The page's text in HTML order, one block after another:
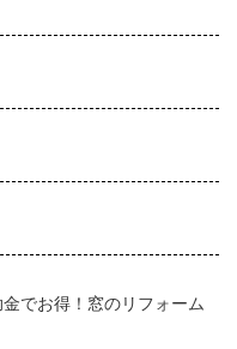
でお得！窓のリフォーム